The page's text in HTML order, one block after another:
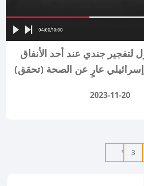
لتفجير جندي عند أحد الأنفاق
عارٍ عن الصحة (تحقق)
2023-11-20
3
›